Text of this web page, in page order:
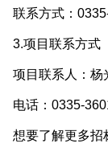
系方式：0335-
项目联系方式
目联系人：杨
话：0335-
要了解更多招